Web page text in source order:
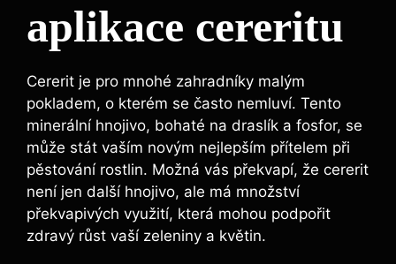
aplikace cereritu
Cererit je pro mnohé zahradníky malým
pokladem, o kterém ⁢se‌ často ⁤nemluví. Tento​
minerální hnojivo, bohaté na draslík a fosfor, se
může stát vaším novým nejlepším přítelem při
pěstování rostlin. Možná⁢ vás překvapí, že cererit
není⁣ jen další​ hnojivo, ale má množství
⁢překvapivých využití,⁢ která ​mohou podpořit
zdravý ‌růst vaší ‍zeleniny a květin.